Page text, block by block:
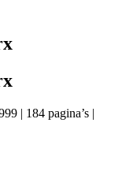
| 184 pagina’s |